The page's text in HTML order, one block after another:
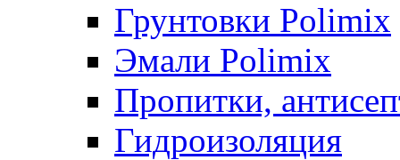
Грунтовки Polimix
Эмали Polimix
Пропитки,
Гидроизоляция